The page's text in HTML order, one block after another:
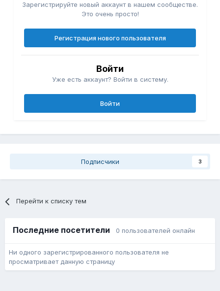
Зарегистрируйте новый аккаунт в нашем сообществе.
Это очень просто!
Регистрация нового пользователя
Войти
Уже есть аккаунт? Войти в систему.
Войти
Подписчики 3
Перейти к списку тем
Последние посетители 0 пользователей онлайн
Ни одного зарегистрированного пользователя не
просматривает данную страницу